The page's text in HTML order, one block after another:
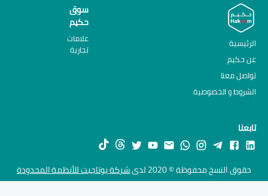
الرئيسية
عن حكيم
تواصل معنا
الشروط و الخصوصية
سوق
حكيم
علامات
تجارية
تابعنا
حقوق النسخ محفوظة © 2020 لدى شركة يوتاجيت للأنظمة المحدودة